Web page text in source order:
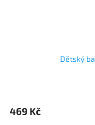
Dětský
469 Kč